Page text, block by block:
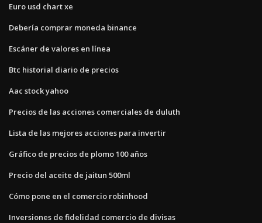
Euro usd chart xe
Debería comprar moneda binance
Escáner de valores en línea
Btc historial diario de precios
Aac stock yahoo
Precios de las acciones comerciales de duluth
Lista de las mejores acciones para invertir
Gráfico de precios de plomo 100 años
Precio del aceite de jaitun 500ml
Cómo pone en el comercio robinhood
Inversiones de fidelidad comercio de divisas